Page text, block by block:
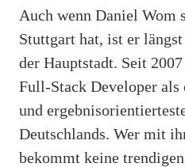
Auch wenn Daniel Wom
Stuttgart hat, ist er
der Hauptstadt. Seit
Full-Stack Developer als
und
Deutschlands. Wer mit
bekommt keine